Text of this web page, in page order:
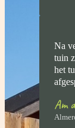
Na
tuin
het
Am